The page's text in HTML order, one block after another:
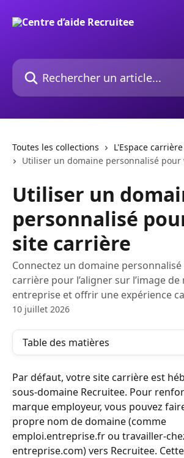
Rechercher un article...
Toutes les collections
L'Espace
Utiliser un domaine personnalisé
Utiliser un
personnalisé
site carrière
Connectez un domaine
carrière pour l’aligner sur l’image
entreprise et offrir une expérience
10 juillet 2026
Table des matières
Par défaut, votre site carrière est
sous-domaine Recruitee. Pour
marque employeur, vous pouvez
propre nom de domaine (comme
emploi.entreprise.fr ou travailler-
entreprise.com) vers Recruitee.